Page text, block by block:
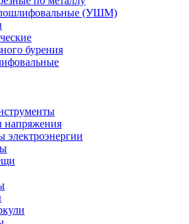
(УШМ)
бурения
напряжения
электроэнергии